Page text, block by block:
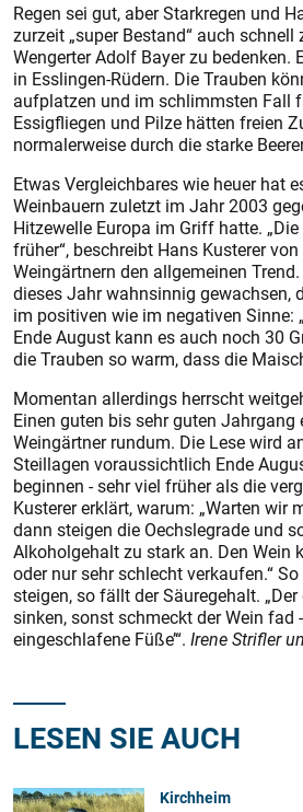
Regen sei gut, aber Starkregen und
zurzeit „super Bestand“ auch
Wengerter Adolf Bayer zu bedenken.
in Esslingen-Rüdern. Die Trauben
aufplatzen und im schlimmsten Fall
Essigfliegen und Pilze hätten freien
normalerweise durch die starke
Etwas Vergleichbares wie heuer hat
Weinbauern zuletzt im Jahr 2003
Hitzewelle Europa im Griff hatte.
früher“, beschreibt Hans Kusterer
Weingärtnern den allgemeinen
dieses Jahr wahnsinnig gewachsen,
im positiven wie im negativen Sinne:
Ende August kann es auch noch 30
die Trauben so warm, dass die
Momentan allerdings herrscht
Einen guten bis sehr guten Jahrgang
Weingärtner rundum. Die Lese wird
Steillagen voraussichtlich Ende
beginnen - sehr viel früher als die
Kusterer erklärt, warum: „Warten wir
dann steigen die Oechslegrade und
Alkoholgehalt zu stark an. Den Wein
oder nur sehr schlecht verkaufen.“
steigen, so fällt der Säuregehalt.
sinken, sonst schmeckt der Wein fad
eingeschlafene Füße’“. Irene Strifler
LESEN SIE AUCH
Kirchheim